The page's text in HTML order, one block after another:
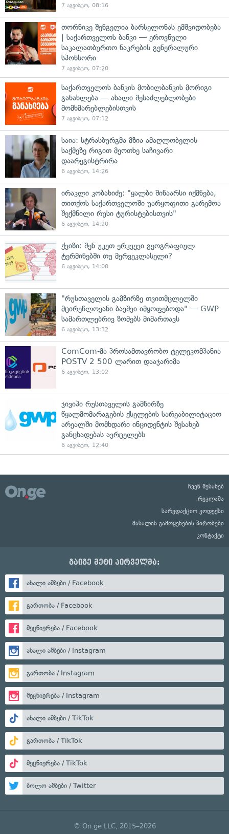
7 აგვისტო, 08:16
თორნიკე შენგელია ბარსელონას ემშვიდობება
| საქართველოს ბანკი — ეროვნული
საკალათბურთო ნაკრების გენერალური
სპონსორი
7 აგვისტო, 07:20
საქართველოს ბანკის მობილბანკის მორიგი
განახლება — ახალი შესაძლებლობები
მომხმარებლებისთვის
7 აგვისტო, 07:12
საია: სტრასბურგმა მზია ამაღლობელის
საქმეზე რიგით მეოთხე საჩივარი
დაარეგისტრირა
6 აგვისტო, 14:26
ირაკლი კობახიძე: "ყალბი შინაარსი იქმნება,
თითქოს საქართველოში უარყოფითი გარემოა
შექმნილი რუსი ტურისტებისთვის"
6 აგვისტო, 14:20
ქვიზი: შენ უკეთ ერკვევი გეოგრაფიულ
ტერმინებში თუ მერვეკლასელი?
6 აგვისტო, 14:00
"რუსთაველის გამზირზე თვითმცლელში
მცირეწლოვანი ბავშვი იმყოფებოდა" — GWP
სამართლებრივ ზომებს მიმართავს
6 აგვისტო, 13:32
ComCom-მა პროსამთავრობო ტელეკომპანია
POSTV 2 500 ლარით დააჯარიმა
6 აგვისტო, 13:02
ჯივიპი რუსთაველის გამზირზე
წყალმომარაგების ქსელების სარეაბილიტაციო
არეალში მომხდარი ინციდენტის შესახებ
განცხადებას ავრცელებს
6 აგვისტო, 12:40
ჩვენ შესახებ
რეკლამა
სარედაქციო კოდექსი
მასალის გამოყენების პირობები
კონტაქტი
გაიგე მეტი პირველმა:
ახალი ამბები / Facebook
გართობა / Facebook
მეცნიერება / Facebook
ახალი ამბები / Instagram
გართობა / Instagram
მეცნიერება / Instagram
ახალი ამბები / TikTok
გართობა / TikTok
მეცნიერება / TikTok
ბოლო ამბები / Twitter
© On.ge LLC, 2015–2026